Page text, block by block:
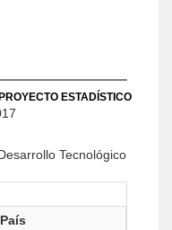
ESTADÍSTICO
Tecnológico